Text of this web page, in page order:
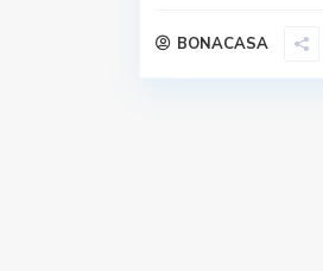
BONACASA